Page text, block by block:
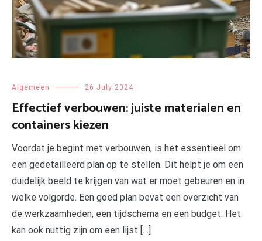
Algemeen 26 July 2024
Effectief verbouwen: juiste materialen en
containers kiezen
Voordat je begint met verbouwen, is het essentieel om
een gedetailleerd plan op te stellen. Dit helpt je om een
duidelijk beeld te krijgen van wat er moet gebeuren en in
welke volgorde. Een goed plan bevat een overzicht van
de werkzaamheden, een tijdschema en een budget. Het
kan ook nuttig zijn om een lijst […]